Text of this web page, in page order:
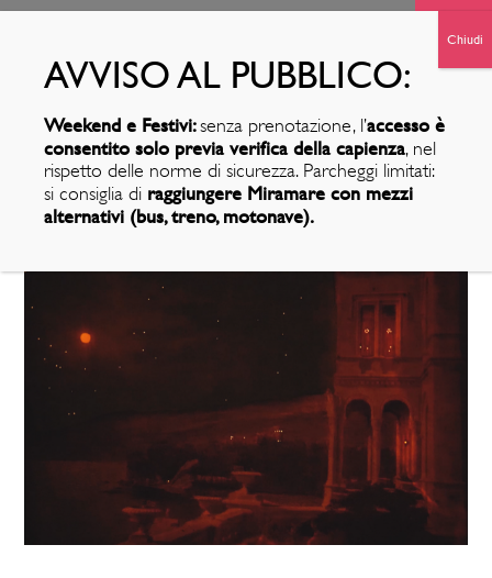
Weekend e Festivi:senza prenotazione, l’accesso è
consentito solo previa verifica della capienza, nel
rispetto delle norme di sicurezza. Parcheggi limitati:
si consiglia di raggiungere Miramare con mezzi
alternativi (bus, treno, motonave).